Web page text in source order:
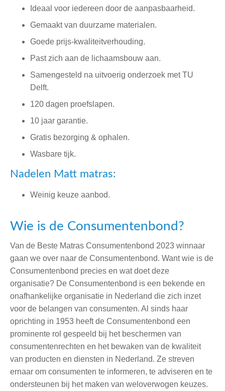
Ideaal voor iedereen door de aanpasbaarheid.
Gemaakt van duurzame materialen.
Goede prijs-kwaliteitverhouding.
Past zich aan de lichaamsbouw aan.
Samengesteld na uitvoerig onderzoek met TU
Delft.
120 dagen proefslapen.
10 jaar garantie.
Gratis bezorging & ophalen.
Wasbare tijk.
Nadelen Matt matras:
Weinig keuze aanbod.
Wie is de Consumentenbond?
Van de Beste Matras Consumentenbond 2023 winnaar
gaan we over naar de Consumentenbond. Want wie is de
Consumentenbond precies en wat doet deze
organisatie? De Consumentenbond is een bekende en
onafhankelijke organisatie in Nederland die zich inzet
voor de belangen van consumenten. Al sinds haar
oprichting in 1953 heeft de Consumentenbond een
prominente rol gespeeld bij het beschermen van
consumentenrechten en het bewaken van de kwaliteit
van producten en diensten in Nederland. Ze streven
ernaar om consumenten te informeren, te adviseren en te
ondersteunen bij het maken van weloverwogen keuzes.